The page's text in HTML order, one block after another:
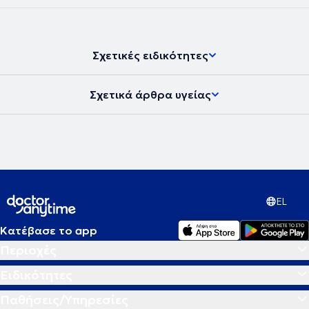
Σχετικές ειδικότητες
Σχετικά άρθρα υγείας
EL
Κατέβασε το app